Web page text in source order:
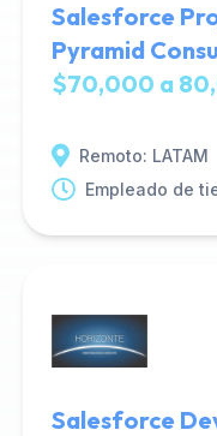
Salesforce
Pyramid
$70,000 a
Remoto: LATAM
Empleado de
Salesforce